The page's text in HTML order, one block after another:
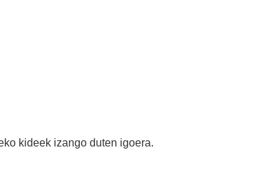
kideek izango duten igoera.